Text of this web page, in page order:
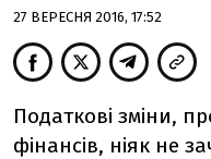
27 ВЕРЕСНЯ 2016, 17:52
Податкові зміни,
фінансів, ніяк не